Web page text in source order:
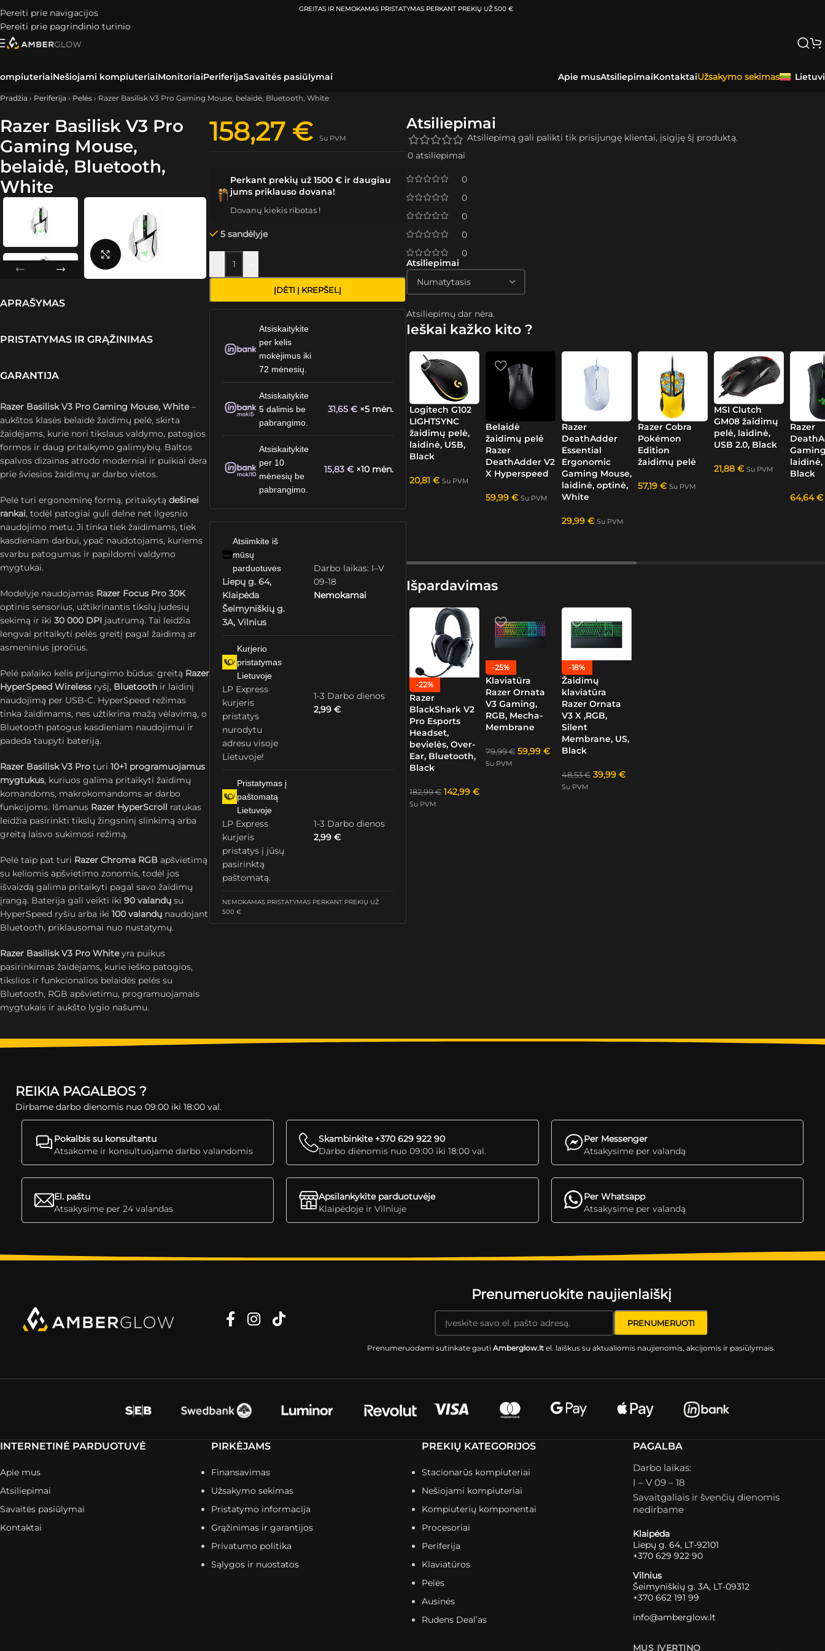
Pereiti prie navigacijos
Pereiti prie pagrindinio turinio
GREITAS IR NEMOKAMAS PRISTATYMAS PERKANT PREKIŲ UŽ 500 €
Nešiojami kompiuteriaiMonitoriaiPeriferijaSavaitės pasiūlymai Apie musAtsiliepimaiKontaktaiUžsakymo sekimas
Pradžia › Periferija › Pelės › Razer Basilisk V3 Pro Gaming Mouse, belaidė, Bluetooth, White
Razer Basilisk V3 Pro
Gaming Mouse,
belaidė, Bluetooth,
White
Spustelėkite, kad padidintumėte
APRAŠYMAS
PRISTATYMAS IR GRĄŽINIMAS
GARANTIJA
Razer Basilisk V3 Pro Gaming Mouse, White–
aukštos klasės belaidė žaidimų pelė, skirta
žaidėjams, kurie nori tikslaus valdymo, patogios
formos ir daug pritaikymo galimybių. Baltos
spalvos dizainas atrodo moderniai ir puikiai dera
prie šviesios žaidimų ar darbo vietos.
Pelė turi ergonominę formą, pritaikytą dešinei
rankai, todėl patogiai guli delne net ilgesnio
naudojimo metu. Ji tinka tiek žaidimams, tiek
kasdieniam darbui, ypač naudotojams, kuriems
svarbu patogumas ir papildomi valdymo
mygtukai.
Modelyje naudojamas Razer Focus Pro 30K
optinis sensorius, užtikrinantis tikslų judesių
sekimą ir iki 30 000 DPI jautrumą. Tai leidžia
lengvai pritaikyti pelės greitį pagal žaidimą ar
asmeninius įpročius.
Pelė palaiko kelis prijungimo būdus: greitą Razer
HyperSpeed Wireless ryšį, Bluetooth ir laidinį
naudojimą per USB-C. HyperSpeed režimas
tinka žaidimams, nes užtikrina mažą vėlavimą, o
Bluetooth patogus kasdieniam naudojimui ir
padeda taupyti bateriją.
Razer Basilisk V3 Pro turi 10+1 programuojamus
mygtukus, kuriuos galima pritaikyti žaidimų
komandoms, makrokomandoms ar darbo
funkcijoms. Išmanus Razer HyperScroll ratukas
leidžia pasirinkti tikslų žingsninį slinkimą arba
greitą laisvo sukimosi režimą.
Pelė taip pat turi Razer Chroma RGB apšvietimą
su keliomis apšvietimo zonomis, todėl jos
išvaizdą galima pritaikyti pagal savo žaidimų
įrangą. Baterija gali veikti iki 90 valandų su
HyperSpeed ryšiu arba iki 100 valandų naudojant
Bluetooth, priklausomai nuo nustatymų.
Razer Basilisk V3 Pro Whiteyra puikus
pasirinkimas žaidėjams, kurie ieško patogios,
tikslios ir funkcionalios belaidės pelės su
Bluetooth, RGB apšvietimu, programuojamais
mygtukais ir aukšto lygio našumu.
158,27 € Su PVM
Perkant prekių už 1500 € ir daugiau
jums priklauso dovana!
Dovanų kiekis ribotas !
5 sandėlyje
ĮDĖTI Į KREPŠELĮ
Atsiskaitykite
per kelis
mokėjimus iki
72 mėnesių.
Atsiskaitykite
5 dalimis be
pabrangimo.
31,65 € ×5 mėn.
Atsiskaitykite
per 10
mėnesių be
pabrangimo.
15,83 € ×10 mėn.
Atsiimkite iš
mūsų
parduotuvės
Liepų g. 64,
Klaipėda
Šeimyniškių g.
3A, Vilnius
Darbo laikas: I–V
09-18
Nemokamai
Kurjerio
pristatymas
Lietuvoje
LP Express
kurjeris
pristatys
nurodytu
adresu visoje
Lietuvoje!
1-3 Darbo dienos
2,99€
Pristatymas į
paštomatą
Lietuvoje
LP Express
kurjeris
pristatys į jūsų
pasirinktą
paštomatą.
1-3 Darbo dienos
2,99€
NEMOKAMAS PRISTATYMAS PERKANT PREKIŲ UŽ
500 €
Atsiliepimai
0 atsiliepimai
0
0
0
0
0
Atsiliepimai
Atsiliepimų dar nėra.
Atsiliepimą gali palikti tik prisijungę klientai, įsigiję šį produktą.
Ieškai kažko kito ?
Logitech G102
LIGHTSYNC
žaidimų pelė,
laidinė, USB,
Black
20,81 € Su PVM
Belaidė
žaidimų pelė
Razer
DeathAdder V2
X Hyperspeed
59,99 € Su PVM
Razer
DeathAdder
Essential
Ergonomic
Gaming Mouse,
laidinė, optinė,
White
29,99 € Su PVM
Razer Cobra
Pokémon
Edition
žaidimų pelė
57,19 € Su PVM
MSI Clutch
GM08 žaidimų
pelė, laidinė,
USB 2.0, Black
21,88 € Su PVM
Razer
Black
64,64€
Išpardavimas
-22%
Razer
BlackShark V2
Pro Esports
Headset,
bevielės, Over-
Ear, Bluetooth,
Black
182,99€ 142,99 €
Su PVM
-25%
Klaviatūra
Razer Ornata
V3 Gaming,
RGB, Mecha-
Membrane
79,99€ 59,99 €
Su PVM
-18%
Žaidimų
klaviatūra
Razer Ornata
V3 X ,RGB,
Silent
Membrane, US,
Black
48,53€ 39,99 €
Su PVM
REIKIA PAGALBOS ?
Dirbame darbo dienomis nuo 09:00 iki 18:00 val.
Pokalbis su konsultantu
Atsakome ir konsultuojame darbo valandomis
Skambinkite +370 629 922 90
Darbo dienomis nuo 09:00 iki 18:00 val.
Per Messenger
Atsakysime per valandą
El. paštu
Atsakysime per 24 valandas
Apsilankykite parduotuvėje
Klaipėdoje ir Vilniuje
Per Whatsapp
Atsakysime per valandą
Prenumeruokite naujienlaiškį
Prenumeruodami sutinkate gautiAmberglow.lt el. laiškus su aktualiomis naujienomis, akcijomis ir pasiūlymais.
INTERNETINĖ PARDUOTUVĖ
Apie mus
Atsiliepimai
Savaitės pasiūlymai
Kontaktai
PIRKĖJAMS
Finansavimas
Užsakymo sekimas
Pristatymo informacija
Grąžinimas ir garantijos
Privatumo politika
Sąlygos ir nuostatos
PREKIŲ KATEGORIJOS
Stacionarūs kompiuteriai
Nešiojami kompiuteriai
Kompiuterių komponentai
Procesoriai
Periferija
Klaviatūros
Pelės
Ausinės
Rudens Deal’as
PAGALBA
Darbo laikas:
I – V 09 – 18
Savaitgaliais ir švenčių dienomis
nedirbame
Klaipėda
Liepų g. 64, LT-92101
+370 629 922 90
Vilnius
Šeimyniškių g. 3A, LT-09312
+370 662 191 99
info@amberglow.lt
MUS ĮVERTINO